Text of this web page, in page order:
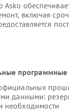
Asko
включая
данными:
необходимости